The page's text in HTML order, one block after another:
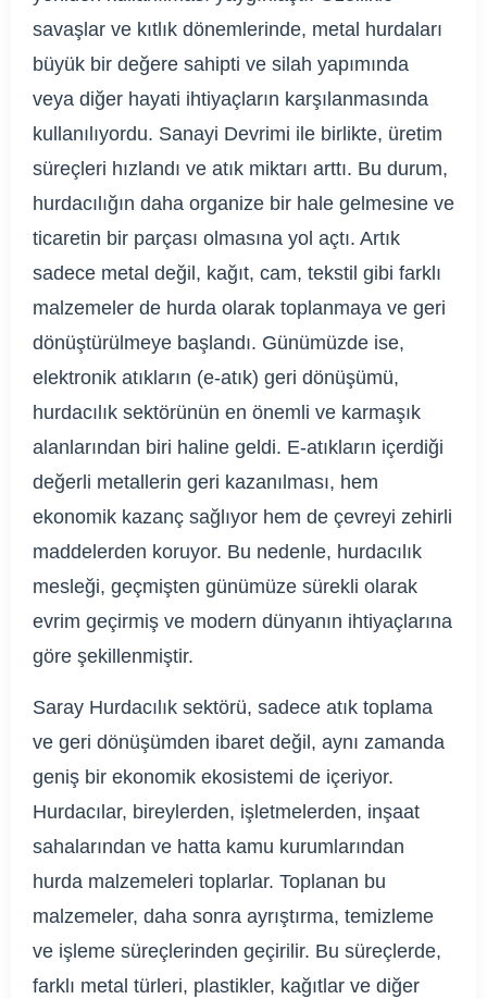
savaşlar ve kıtlık dönemlerinde, metal hurdaları
büyük bir değere sahipti ve silah yapımında
veya diğer hayati ihtiyaçların karşılanmasında
kullanılıyordu. Sanayi Devrimi ile birlikte, üretim
süreçleri hızlandı ve atık miktarı arttı. Bu durum,
hurdacılığın daha organize bir hale gelmesine ve
ticaretin bir parçası olmasına yol açtı. Artık
sadece metal değil, kağıt, cam, tekstil gibi farklı
malzemeler de hurda olarak toplanmaya ve geri
dönüştürülmeye başlandı. Günümüzde ise,
elektronik atıkların (e-atık) geri dönüşümü,
hurdacılık sektörünün en önemli ve karmaşık
alanlarından biri haline geldi. E-atıkların içerdiği
değerli metallerin geri kazanılması, hem
ekonomik kazanç sağlıyor hem de çevreyi zehirli
maddelerden koruyor. Bu nedenle, hurdacılık
mesleği, geçmişten günümüze sürekli olarak
evrim geçirmiş ve modern dünyanın ihtiyaçlarına
göre şekillenmiştir.
Saray Hurdacılık sektörü, sadece atık toplama
ve geri dönüşümden ibaret değil, aynı zamanda
geniş bir ekonomik ekosistemi de içeriyor.
Hurdacılar, bireylerden, işletmelerden, inşaat
sahalarından ve hatta kamu kurumlarından
hurda malzemeleri toplarlar. Toplanan bu
malzemeler, daha sonra ayrıştırma, temizleme
ve işleme süreçlerinden geçirilir. Bu süreçlerde,
farklı metal türleri, plastikler, kağıtlar ve diğer